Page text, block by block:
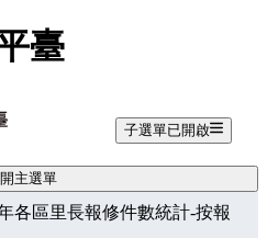
臺
子選單已開啟
主選單
各區里長報修件數統計-按報